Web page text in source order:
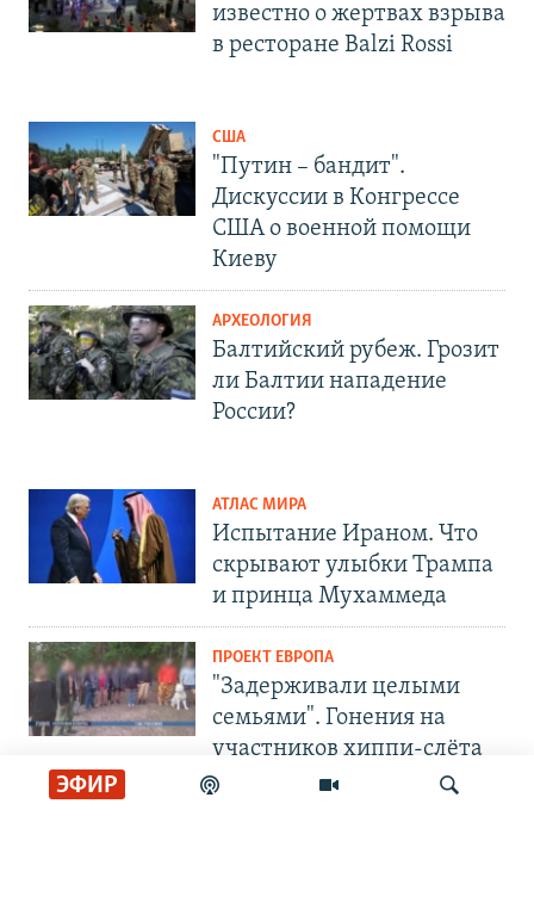
ЭФИР
известно о жертвах взрыва
в ресторане Balzi Rossi
США
"Путин – бандит".
Дискуссии в Конгрессе
США о военной помощи
Киеву
АРХЕОЛОГИЯ
Балтийский рубеж. Грозит
ли Балтии нападение
России?
АТЛАС МИРА
Испытание Ираном. Что
скрывают улыбки Трампа
и принца Мухаммеда
ПРОЕКТ ЕВРОПА
"Задерживали целыми
семьями". Гонения на
участников хиппи-слёта